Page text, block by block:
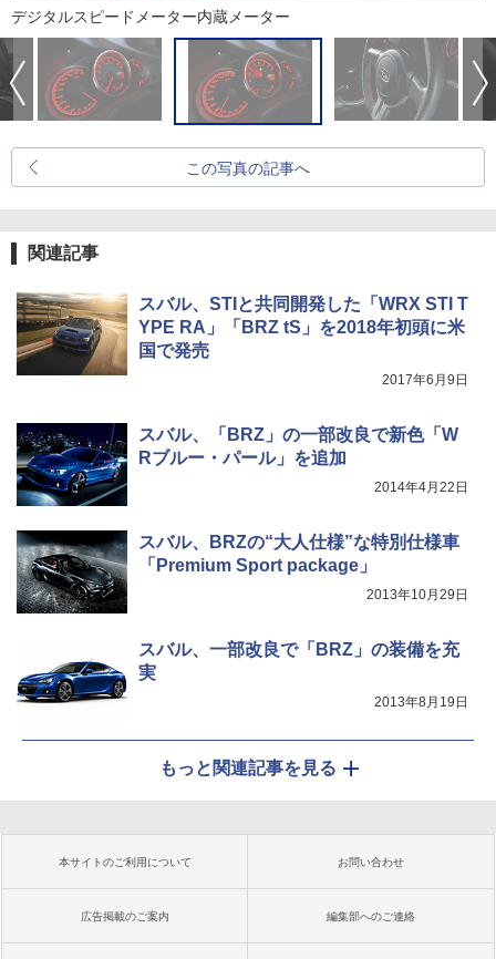
デジタルスピードメーター内蔵メーター
この写真の記事へ
関連記事
スバル、STIと共同開発した「WRX STI T
YPE RA」「BRZ tS」を2018年初頭に米
国で発売
2017年6月9日
スバル、「BRZ」の一部改良で新色「W
Rブルー・パール」を追加
2014年4月22日
スバル、BRZの“大人仕様”な特別仕様車
「Premium Sport package」
2013年10月29日
スバル、一部改良で「BRZ」の装備を充
実
2013年8月19日
もっと関連記事を見る
本サイトのご利用について お問い合わせ
広告掲載のご案内 編集部へのご連絡